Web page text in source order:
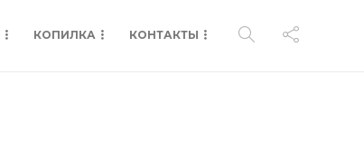
КОПИЛКА КОНТАКТЫ